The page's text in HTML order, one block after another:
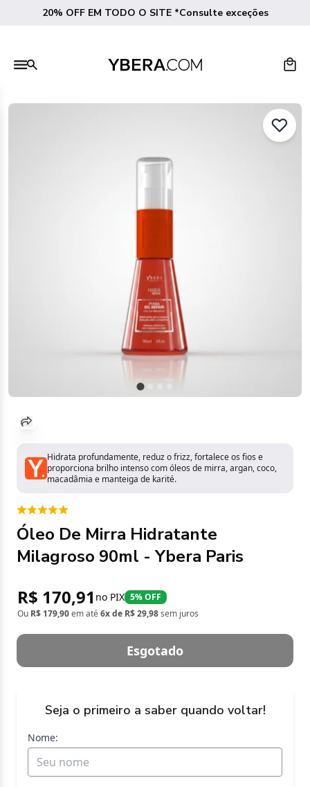
20% OFF EM TODO O SITE *Consulte exceções
Hidrata profundamente, reduz o frizz, fortalece os fios e
proporciona brilho intenso com óleos de mirra, argan, coco,
macadâmia e manteiga de karité.
Óleo De Mirra Hidratante
Milagroso 90ml - Ybera Paris
R$ 170,91 no PIX 5% OFF
Ou R$ 179,90em até6x de R$ 29,98sem juros
Esgotado
Seja o primeiro a saber quando voltar!
Nome: